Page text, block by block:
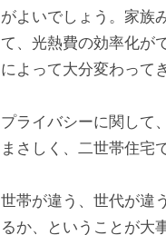
がよいでしょう。家族
て、光熱費の効率化が
によって大分変わって
プライバシーに関して
まさしく、二世帯住宅
世帯が違う、世代が違
るか、ということが大